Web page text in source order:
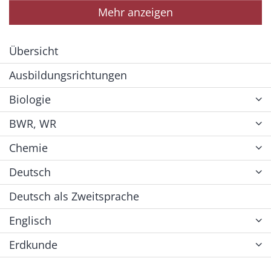
Mehr anzeigen
Übersicht
Ausbildungsrichtungen
Biologie
BWR, WR
Chemie
Deutsch
Deutsch als Zweitsprache
Englisch
Erdkunde